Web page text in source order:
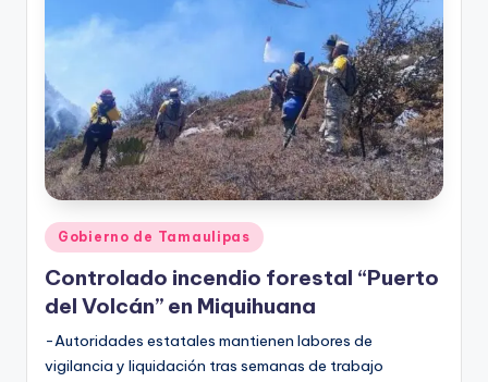
Publicado
en
Gobierno de Tamaulipas
Controlado incendio forestal “Puerto
del Volcán” en Miquihuana
-Autoridades estatales mantienen labores de
vigilancia y liquidación tras semanas de trabajo